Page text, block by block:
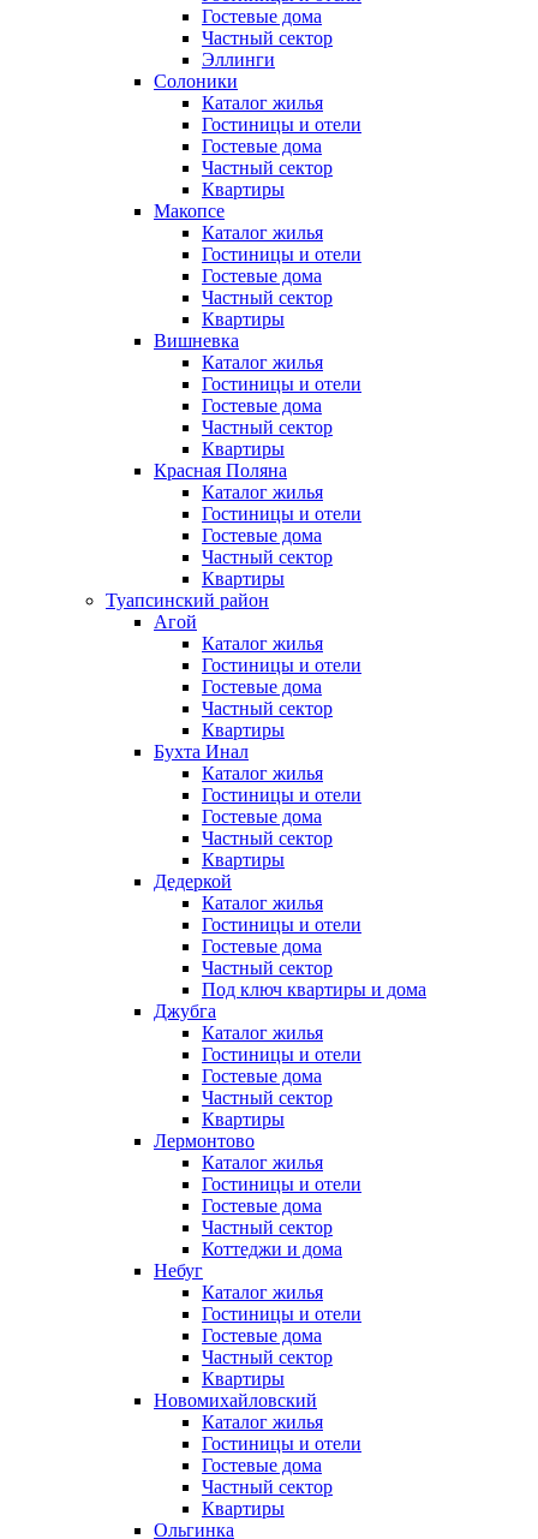
Гостевые дома
Частный сектор
Эллинги
Солоники
Каталог жилья
Гостиницы и отели
Гостевые дома
Частный сектор
Квартиры
Макопсе
Каталог жилья
Гостиницы и отели
Гостевые дома
Частный сектор
Квартиры
Вишневка
Каталог жилья
Гостиницы и отели
Гостевые дома
Частный сектор
Квартиры
Красная Поляна
Каталог жилья
Гостиницы и отели
Гостевые дома
Частный сектор
Квартиры
Туапсинский район
Агой
Каталог жилья
Гостиницы и отели
Гостевые дома
Частный сектор
Квартиры
Бухта Инал
Каталог жилья
Гостиницы и отели
Гостевые дома
Частный сектор
Квартиры
Дедеркой
Каталог жилья
Гостиницы и отели
Гостевые дома
Частный сектор
Под ключ квартиры и дома
Джубга
Каталог жилья
Гостиницы и отели
Гостевые дома
Частный сектор
Квартиры
Лермонтово
Каталог жилья
Гостиницы и отели
Гостевые дома
Частный сектор
Коттеджи и дома
Небуг
Каталог жилья
Гостиницы и отели
Гостевые дома
Частный сектор
Квартиры
Новомихайловский
Каталог жилья
Гостиницы и отели
Гостевые дома
Частный сектор
Квартиры
Ольгинка